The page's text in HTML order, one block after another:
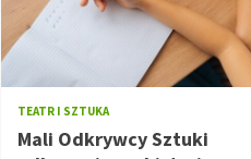
TEATR I SZTUKA
Mali Odkrywcy Sztuki